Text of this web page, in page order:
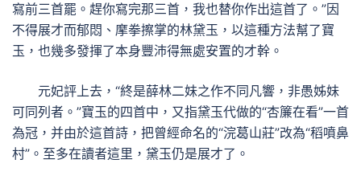
寫前三首罷。趕你寫完那三首，我也替你作出這首了。”因
不得展才而郁悶、摩拳擦掌的林黛玉，以這種方法幫了寶
玉，也幾多發揮了本身豐沛得無處安置的才幹。
元妃評上去，“終是薛林二妹之作不同凡響，非愚姊妹
可同列者。”寶玉的四首中，又指黛玉代做的“杏簾在看”一首
為冠，并由於這首詩，把曾經命名的“浣葛山莊”改為“稻噴鼻
村”。至多在讀者這里，黛玉仍是展才了。